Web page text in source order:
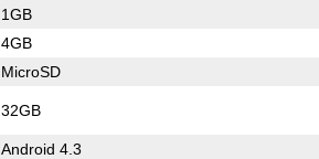
1GB
4GB
MicroSD
32GB
Android 4.3